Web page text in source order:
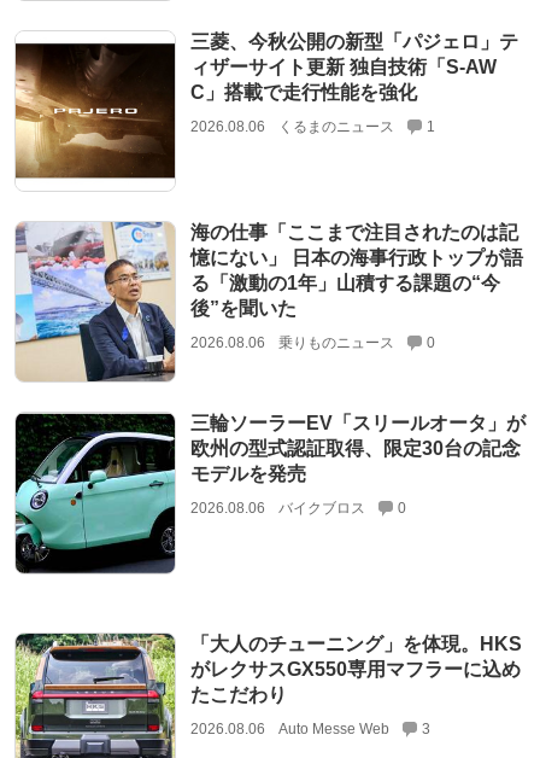
三菱、今秋公開の新型「パジェロ」テ
ィザーサイト更新 独自技術「S-AW
C」搭載で走行性能を強化
2026.08.06 くるまのニュース 1
海の仕事「ここまで注目されたのは記
憶にない」 日本の海事行政トップが語
る「激動の1年」山積する課題の“今
後”を聞いた
2026.08.06 乗りものニュース 0
三輪ソーラーEV「スリールオータ」が
欧州の型式認証取得、限定30台の記念
モデルを発売
2026.08.06 バイクブロス 0
「大人のチューニング」を体現。HKS
がレクサスGX550専用マフラーに込め
たこだわり
2026.08.06 Auto Messe Web 3